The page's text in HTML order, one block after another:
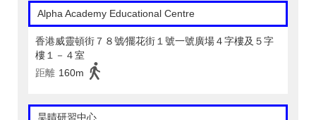
Alpha Academy Educational Centre
香港威靈頓街７８號∕擺花街１號一號廣場４字樓及５字
樓１－４室
距離 160m
昊晴研習中心